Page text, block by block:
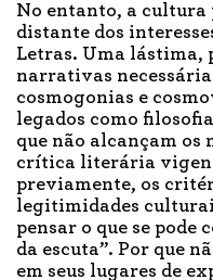
No entanto, a cultura
distante dos
Letras. Uma lástima,
narrativas
cosmogonias e
legados como
que não alcançam
crítica literária
previamente, os
legitimidades
pensar o que se pode
da escuta”. Por que
em seus lugares de